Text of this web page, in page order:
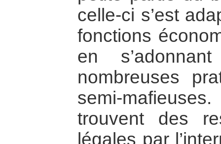
celle-ci s’est
fonctions
en
nombreuses
semi-
trouvent des
légales par